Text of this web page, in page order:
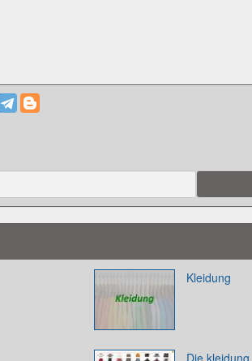
Kleidung
Die kleidung